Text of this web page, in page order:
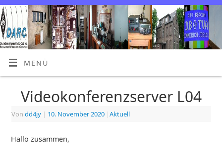
MENÜ
Videokonferenzserver L04
Von dd4jy | 10. November 2020 |Aktuell
Hallo zusammen,